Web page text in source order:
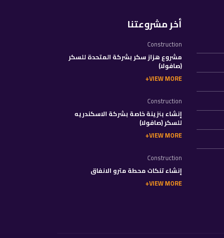
أخر مشروعتنا
Construction
مشروع هزاز سكر بشركة المتحدة للسكر
(صافولا)
VIEW MORE
Construction
إنشاء بنزينة خاصة بشركة الاسكندريه
للسكر (صافولا)
VIEW MORE
Construction
إنشاء تنكات محطة مترو الانفاق
VIEW MORE